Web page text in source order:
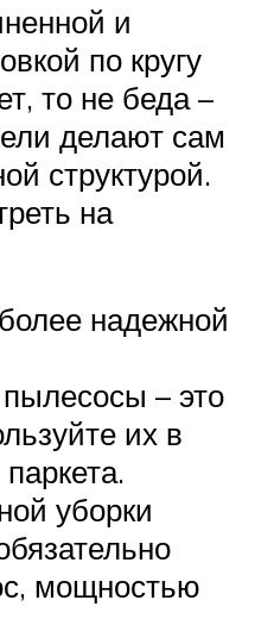
и
по кругу
то не беда –
делают сам
структурой.
на
надежной
– это
их в
уборки
мощностью